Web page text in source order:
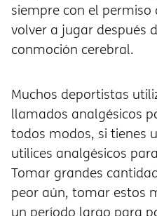
siempre con el
volver a jugar después
conmoción cerebral.
Muchos deportistas
llamados analgésicos
todos modos, si tienes
utilices analgésicos
Tomar grandes
peor aún, tomar estos
un período largo para